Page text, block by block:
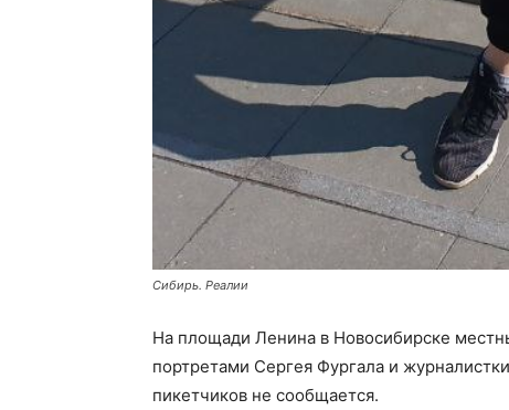
Сибирь. Реалии
На площади Ленина в Новосибирске
портретами Сергея Фургала и
пикетчиков не сообщается.